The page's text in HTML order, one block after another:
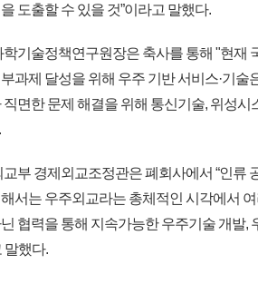
도출할 수 있을 것”이라고 말했다.
학기술정책연구원장은 축사를 통해 "현재
부과제 달성을 위해 우주 기반 서비스·기
직면한 문제 해결을 위해 통신기술, 위성
부 경제외교조정관은 폐회사에서 “인류
서는 우주외교라는 총체적인 시각에서
협력을 통해 지속가능한 우주기술 개발,
말했다.